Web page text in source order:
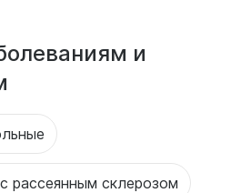
и
рассеянным склерозом